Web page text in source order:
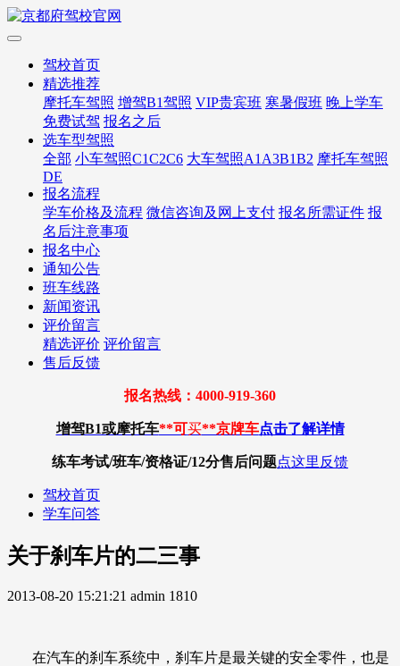
驾校首页
精选推荐
摩托车驾照 增驾B1驾照 VIP贵宾班 寒暑假班 晚上学车
免费试驾 报名之后
选车型驾照
全部 小车驾照C1C2C6 大车驾照A1A3B1B2 摩托车驾照
DE
报名流程
学车价格及流程 微信咨询及网上支付 报名所需证件 报
名后注意事项
报名中心
通知公告
班车线路
新闻资讯
评价留言
精选评价 评价留言
售后反馈
报名热线：4000-919-360
增驾B1或摩托车**可买**京牌车点击了解详情
练车考试/班车/资格证/12分售后问题点这里反馈
驾校首页
学车问答
关于刹车片的二三事
2013-08-20 15:21:21 admin 1810
在汽车的刹车系统中，刹车片是最关键的安全零件，也是